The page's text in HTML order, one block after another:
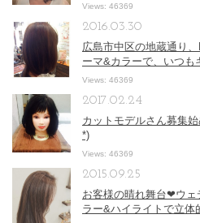
Views: 46369
広島市中区の地蔵通り
ーマ&カラーで、いつも
2016.03.30
Views: 46369
カットモデルさん募集始
*)
2017.02.24
Views: 46369
お客様の晴れ舞台❤︎ウェ
ラー&ハイライトで立
2015.09.25